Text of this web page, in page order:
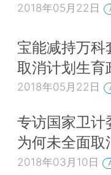
2018年05月22日
宝能减持万
取消计划生育
2018年05月22日
专访国家卫计
为何未全面取
2018年03月10日